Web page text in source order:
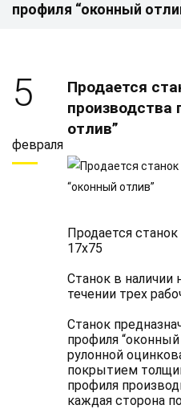
профиля “оконный
5
февраля
Продается
производства
отлив”
Продается
17x75
Станок в наличии
течении трех
Станок
профиля
рулонной
покрытием
профиля
каждая сторона